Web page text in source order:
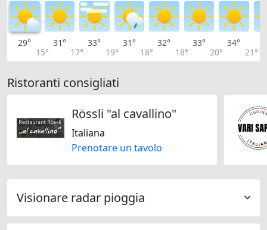
29°
15°
31°
17°
33°
19°
31°
18°
32°
18°
33°
20°
34°
21°
Ristoranti consigliati
Rössli "al cavallino"
Italiana
Prenotare un tavolo
Visionare radar pioggia